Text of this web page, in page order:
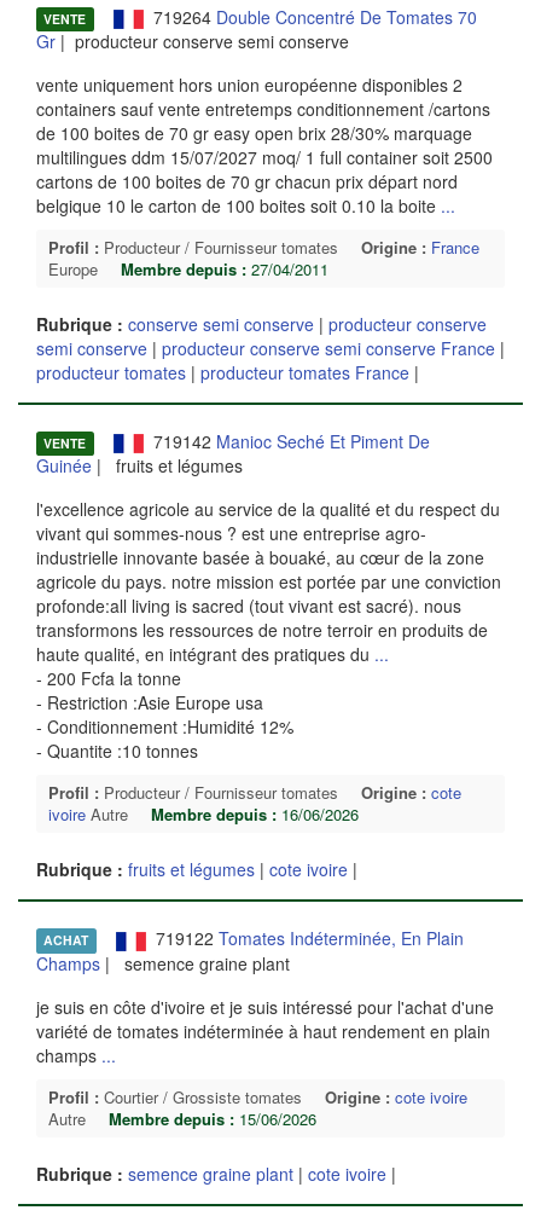
VENTE 719264 Double Concentré De Tomates 70
Gr | producteur conserve semi conserve
vente uniquement hors union européenne disponibles 2
containers sauf vente entretemps conditionnement /cartons
de 100 boites de 70 gr easy open brix 28/30% marquage
multilingues ddm 15/07/2027 moq/ 1 full container soit 2500
cartons de 100 boites de 70 gr chacun prix départ nord
belgique 10 le carton de 100 boites soit 0.10 la boite ...
Profil : Producteur / Fournisseur tomates Origine : France
Europe
Membre depuis : 27/04/2011
Rubrique : conserve semi conserve | producteur conserve
semi conserve | producteur conserve semi conserve France |
producteur tomates | producteur tomates France |
VENTE 719142 Manioc Seché Et Piment De
Guinée | fruits et légumes
l'excellence agricole au service de la qualité et du respect du
vivant qui sommes-nous ? est une entreprise agro-
industrielle innovante basée à bouaké, au cœur de la zone
agricole du pays. notre mission est portée par une conviction
profonde:all living is sacred (tout vivant est sacré). nous
transformons les ressources de notre terroir en produits de
haute qualité, en intégrant des pratiques du ...
- 200 Fcfa la tonne
- Restriction :Asie Europe usa
- Conditionnement :Humidité 12%
- Quantite :10 tonnes
Profil : Producteur / Fournisseur tomates Origine : cote
ivoire Autre Membre depuis : 16/06/2026
Rubrique : fruits et légumes | cote ivoire |
ACHAT 719122 Tomates Indéterminée, En Plain
Champs | semence graine plant
je suis en côte d'ivoire et je suis intéressé pour l'achat d'une
variété de tomates indéterminée à haut rendement en plain
champs ...
Profil : Courtier / Grossiste tomates Origine : cote ivoire
Autre
Membre depuis : 15/06/2026
Rubrique : semence graine plant | cote ivoire |